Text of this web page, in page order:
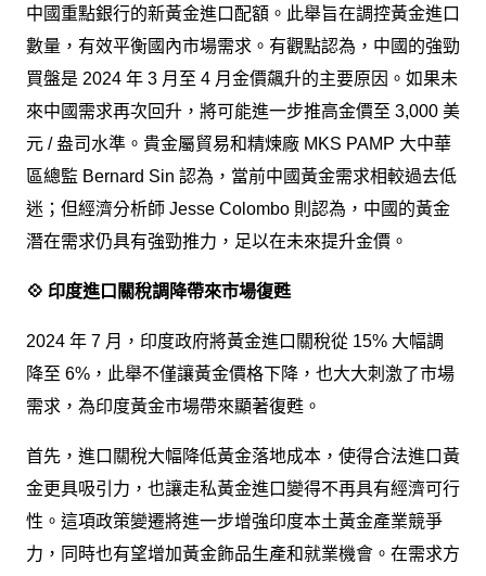
中國重點銀行的新黃金進口配額。此舉旨在調控黃金進口
數量，有效平衡國內市場需求。有觀點認為，中國的強勁
買盤是 2024 年 3 月至 4 月金價飆升的主要原因。如果未
來中國需求再次回升，將可能進一步推高金價至 3,000 美
元 / 盎司水準。貴金屬貿易和精煉廠 MKS PAMP 大中華
區總監 Bernard Sin 認為，當前中國黃金需求相較過去低
迷；但經濟分析師 Jesse Colombo 則認為，中國的黃金
潛在需求仍具有強勁推力，足以在未來提升金價。
💠 印度進口關稅調降帶來市場復甦
2024 年 7 月，印度政府將黃金進口關稅從 15% 大幅調
降至 6%，此舉不僅讓黃金價格下降，也大大刺激了市場
需求，為印度黃金市場帶來顯著復甦。
首先，進口關稅大幅降低黃金落地成本，使得合法進口黃
金更具吸引力，也讓走私黃金進口變得不再具有經濟可行
性。這項政策變遷將進一步增強印度本土黃金產業競爭
力，同時也有望增加黃金飾品生產和就業機會。在需求方